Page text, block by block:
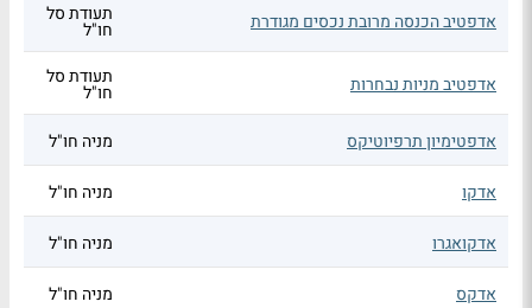
אדפטיב הכנסה מרובת נכסים מגודרת תעודת סל
חו"ל
אדפטיב מניות נבחרות תעודת סל
חו"ל
אדפטימיון תרפיוטיקס
מניה חו"ל
אדקו מניה חו"ל
אדקואגרו מניה חו"ל
אדקס מניה חו"ל